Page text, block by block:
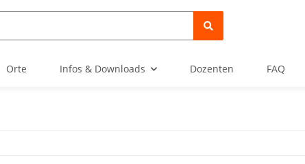
Orte Infos & Downloads Dozenten FAQ